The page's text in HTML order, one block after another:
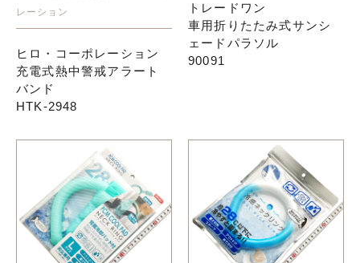
レーション
ヒロ・コーポレーション
充電式熱中警戒アラート
バンド
HTK-2948
トレードワン
車用折りたたみ式サンシ
ェードパラソル
90091